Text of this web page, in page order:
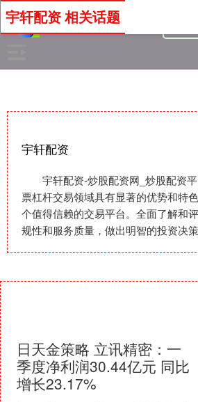
宇轩配资
宇轩配资-炒股配资网_炒股配资
票杠杆交易领域具有显著的优势和特
个值得信赖的交易平台。全面了解和
规性和服务质量，做出明智的投资决策
宇轩配资 相关话题
日天金策略 立讯精密：一
季度净利润30.44亿元 同比
增长23.17%